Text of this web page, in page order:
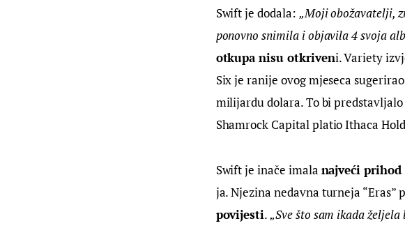
Swift je dodala: „Moji obožavatelji,
ponovno snimila i objavila 4 svoja
otkupa nisu otkriveni. Variety
Six je ranije ovog mjeseca
milijardu dolara. To bi
Shamrock Capital platio Ithaca
Swift je inače imala najveći
ja. Njezina nedavna turneja “Eras”
povijesti. „Sve što sam ikada